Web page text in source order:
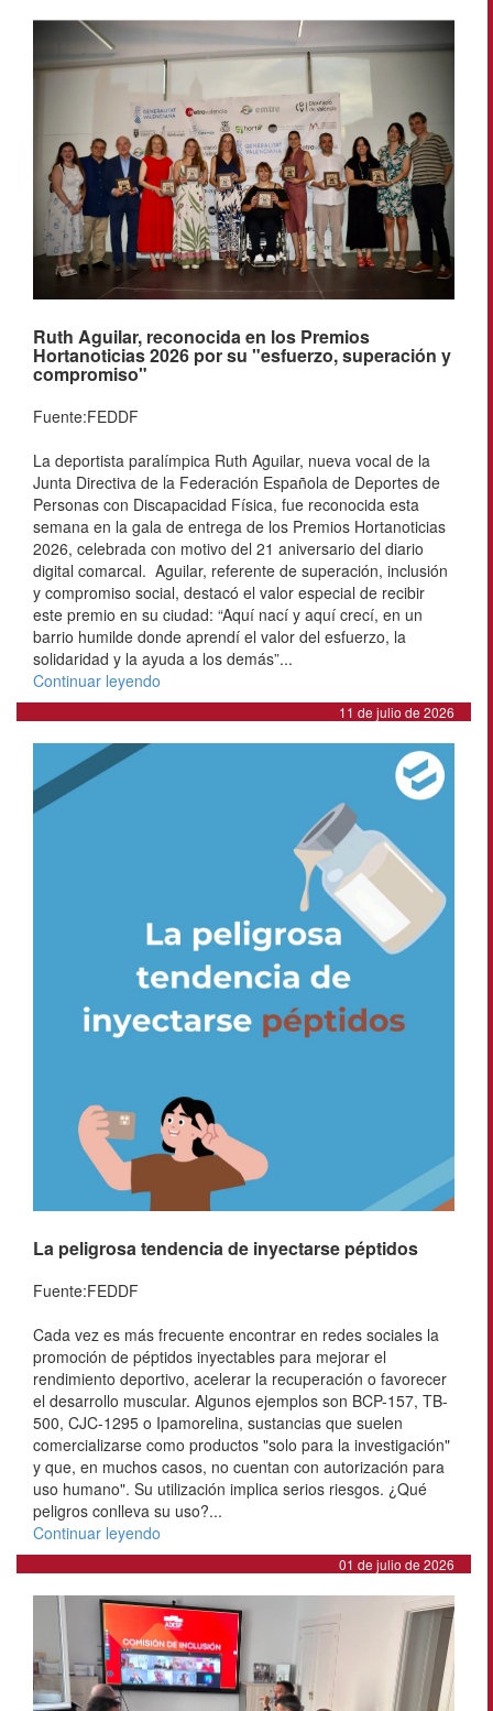
Ruth Aguilar, reconocida en los Premios
Hortanoticias 2026 por su "esfuerzo, superación y
compromiso"
Fuente:FEDDF
La deportista paralímpica Ruth Aguilar, nueva vocal de la
Junta Directiva de la Federación Española de Deportes de
Personas con Discapacidad Física, fue reconocida esta
semana en la gala de entrega de los Premios Hortanoticias
2026, celebrada con motivo del 21 aniversario del diario
digital comarcal. Aguilar, referente de superación, inclusión
y compromiso social, destacó el valor especial de recibir
este premio en su ciudad: “Aquí nací y aquí crecí, en un
barrio humilde donde aprendí el valor del esfuerzo, la
solidaridad y la ayuda a los demás”...
Continuar leyendo
11 de julio de 2026
La peligrosa tendencia de inyectarse péptidos
Fuente:FEDDF
Cada vez es más frecuente encontrar en redes sociales la
promoción de péptidos inyectables para mejorar el
rendimiento deportivo, acelerar la recuperación o favorecer
el desarrollo muscular. Algunos ejemplos son BCP-157, TB-
500, CJC-1295 o Ipamorelina, sustancias que suelen
comercializarse como productos "solo para la investigación"
y que, en muchos casos, no cuentan con autorización para
uso humano". Su utilización implica serios riesgos. ¿Qué
peligros conlleva su uso?...
Continuar leyendo
01 de julio de 2026